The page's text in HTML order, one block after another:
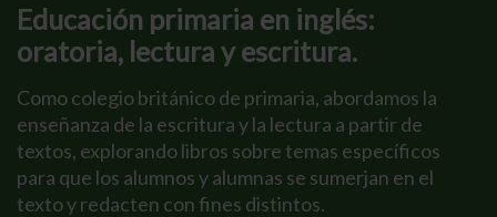
Educación primaria en inglés:
oratoria, lectura y escritura.
Como colegio británico de primaria, abordamos la
enseñanza de la escritura y la lectura a partir de
textos, explorando libros sobre temas específicos
para que los alumnos y alumnas se sumerjan en el
texto y redacten con fines distintos.